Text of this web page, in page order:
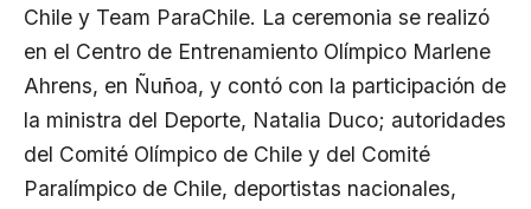
Chile y Team ParaChile. La ceremonia se realizó
en el Centro de Entrenamiento Olímpico Marlene
Ahrens, en Ñuñoa, y contó con la participación de
la ministra del Deporte, Natalia Duco; autoridades
del Comité Olímpico de Chile y del Comité
Paralímpico de Chile, deportistas nacionales,